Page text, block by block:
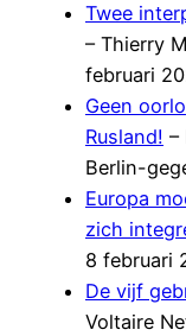
Twee
– Thierry
februari
Geen
Rusland! –
Berlin-
Europa
zich
8 februari
De vijf
Voltaire